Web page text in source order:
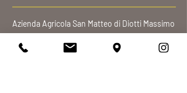
Azienda Agricola San Matteo di Diotti Massimo
Frazione Rovereto19 - 15066Gavi (AL) | Italia
info@cantinasanmatteo.it